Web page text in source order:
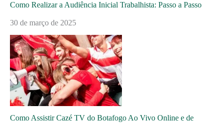
Como Realizar a Audiência Inicial Trabalhista: Passo a Passo
30 de março de 2025
Como Assistir Cazé TV do Botafogo Ao Vivo Online e de